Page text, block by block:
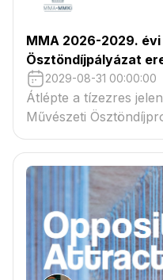
MMA 2026-2029.
Ösztöndíjpályázat
2029-08-31 00:00:00
Átlépte a tízezres
Művészeti
tartaléklistás
csatolmányban